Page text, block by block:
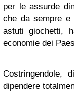
per le assurde
che da sempre
astuti giochetti,
economie dei
Costringendole,
dipendere